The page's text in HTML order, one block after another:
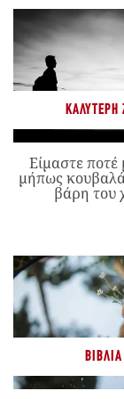
ΚΑΛΎΤΕΡΗ
Είμαστε
μήπως
βάρη του
ΒΙΒΛΊΑ